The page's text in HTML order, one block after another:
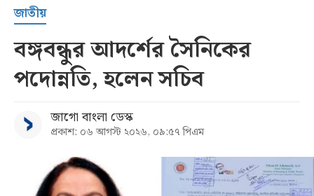
জাতীয়
বঙ্গবন্ধুর আদর্শের সৈনিকের
পদোন্নতি, হলেন সচিব
জাগো বাংলা ডেস্ক
প্রকাশ: ০৬ আগস্ট ২০২৬, ০৯:৫৭ পিএম